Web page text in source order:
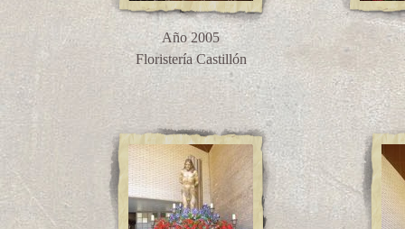
Año 2005
Floristería Castillón